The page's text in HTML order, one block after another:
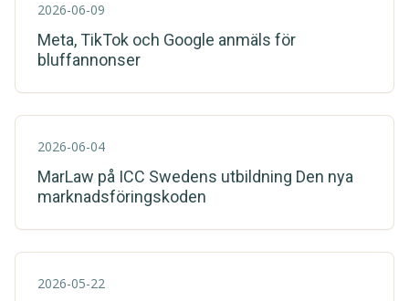
2026-06-09
Meta, TikTok och Google anmäls för
bluffannonser
2026-06-04
MarLaw på ICC Swedens utbildning Den nya
marknadsföringskoden
2026-05-22